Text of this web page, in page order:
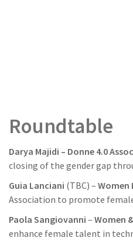
Roundtable
Darya Majidi – Donne 4.0
closing of the gender gap
Guia Lanciani (TBC) – Women
Association to promote
Paola Sangiovanni – Women
enhance female talent in